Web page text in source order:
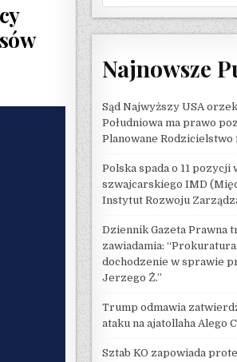
Najnowsze
Sąd Najwyższy USA
Południowa ma prawo
Planowane Rodzicielstwo
Polska spada o 11 pozycji
szwajcarskiego IMD
Instytut Rozwoju
Dziennik Gazeta Prawna
zawiadamia:
dochodzenie w sprawie
Jerzego Ż.”
Trump odmawia
ataku na ajatollaha Alego
Sztab KO zapowiada